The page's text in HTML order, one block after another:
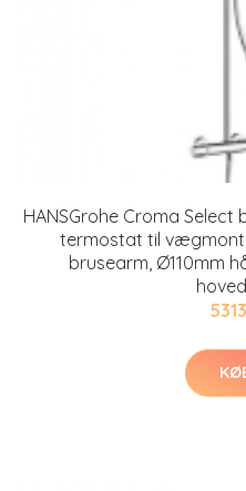
HANSGrohe Croma
termostat til
brusearm, Ø110mm